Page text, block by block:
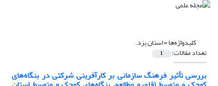
کلیدواژه‌ها =استان یزد.
تعداد مقالات: 1
بررسی تأثیر فرهنگ سازمانی بر کارآفرینی شرکتی در بنگاه‌های